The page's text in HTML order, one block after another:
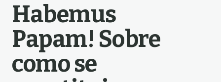
Habemus
Papam! Sobre
como se